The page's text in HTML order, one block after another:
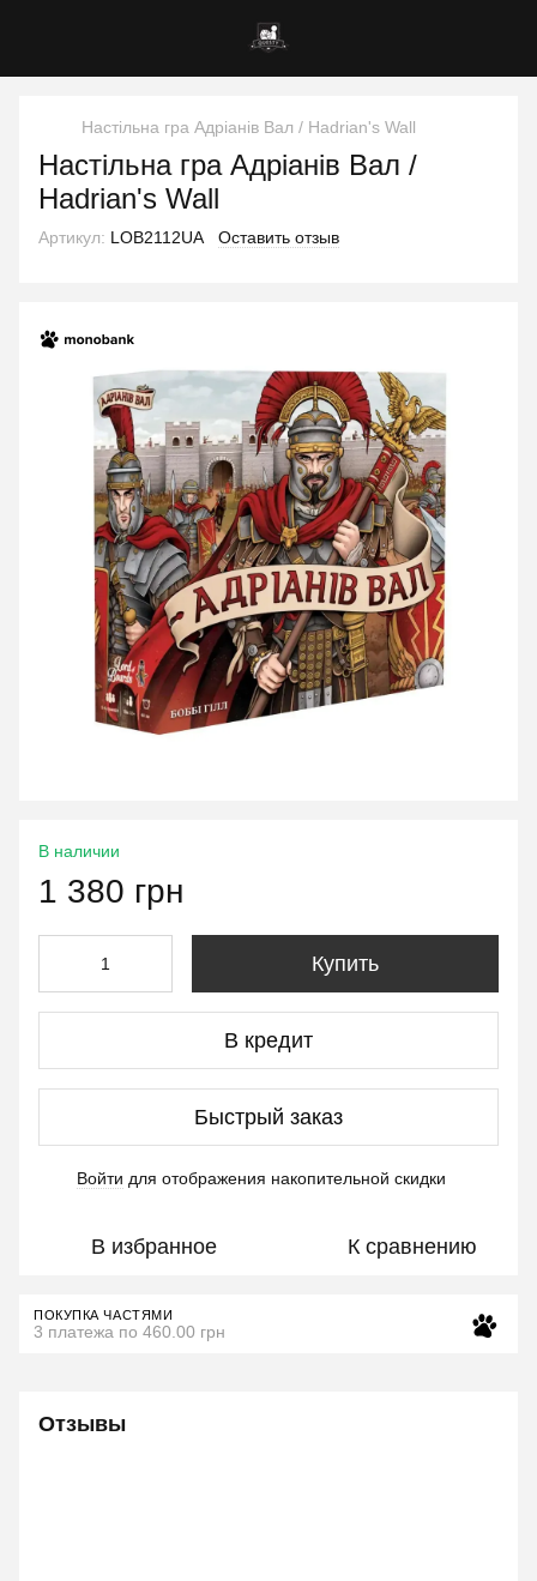
Настільна гра Адріанів Вал / Hadrian's Wall
Настільна гра Адріанів Вал /
Hadrian's Wall
Артикул: LOB2112UA Оставить отзыв
В наличии
1 380 грн
Купить
В кредит
Быстрый заказ
Войти для отображения накопительной скидки
В избранное К сравнению
ПОКУПКА ЧАСТЯМИ
3 платежа по 460.00 грн
Отзывы